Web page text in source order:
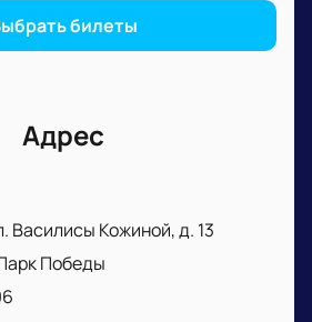
свободные места, расскажет
и поможет выбрать вариант
спортивные события
билеты
Адрес
Василисы Кожиной, д. 13
Победы